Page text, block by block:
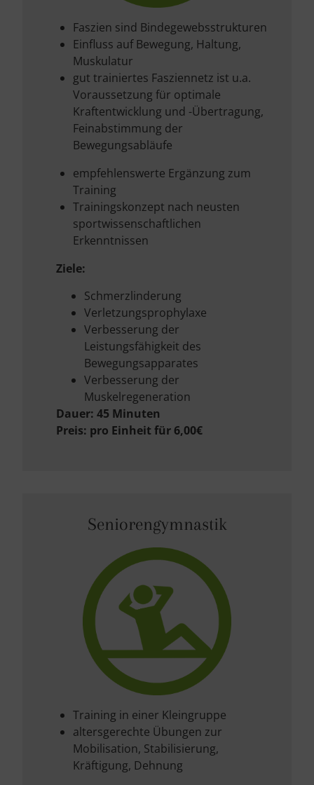
Faszien sind Bindegewebsstrukturen
Einfluss auf Bewegung, Haltung,
Muskulatur
gut trainiertes Fasziennetz ist u.a.
Voraussetzung für optimale
Kraftentwicklung und -Übertragung,
Feinabstimmung der
Bewegungsabläufe
empfehlenswerte Ergänzung zum
Training
Trainingskonzept nach neusten
sportwissenschaftlichen
Erkenntnissen
Ziele:
Schmerzlinderung
Verletzungsprophylaxe
Verbesserung der
Leistungsfähigkeit des
Bewegungsapparates
Verbesserung der
Muskelregeneration
Dauer: 45 Minuten
Preis: pro Einheit für 6,00€
Seniorengymnastik
Training in einer Kleingruppe
altersgerechte Übungen zur
Mobilisation, Stabilisierung,
Kräftigung, Dehnung